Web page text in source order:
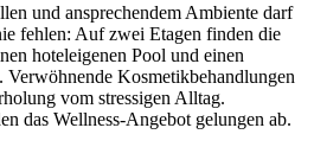
und ansprechendem Ambiente darf
fehlen: Auf zwei Etagen finden die
hoteleigenen Pool und einen
Verwöhnende Kosmetikbehandlungen
vom stressigen Alltag.
das Wellness-Angebot gelungen ab.